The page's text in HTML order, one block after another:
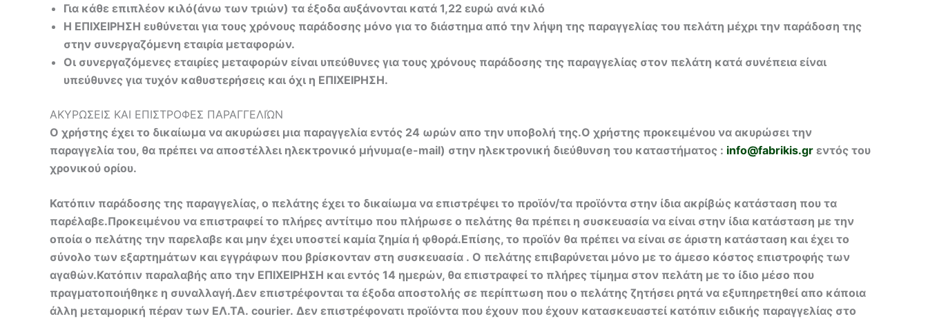
Για κάθε επιπλέον κιλό(άνω των τριών) τα έξοδα αυξάνονται κατά 1,22 ευρώ ανά κιλό
Η ΕΠΙΧΕΙΡΗΣΗ ευθύνεται για τους χρόνους παράδοσης μόνο για το διάστημα από την λήψη της παραγγελίας του πελάτη μέχρι την παράδοση της
στην συνεργαζόμενη εταιρία μεταφορών.
Οι συνεργαζόμενες εταιρίες μεταφορών είναι υπεύθυνες για τους χρόνους παράδοσης της παραγγελίας στον πελάτη κατά συνέπεια είναι
υπεύθυνες για τυχόν καθυστερήσεις και όχι η ΕΠΙΧΕΙΡΗΣΗ.
ΑΚΥΡΩΣΕΙΣ ΚΑΙ ΕΠΙΣΤΡΟΦΕΣ ΠΑΡΑΓΓΕΛΙΏΝ
Ο χρήστης έχει το δικαίωμα να ακυρώσει μια παραγγελία εντός 24 ωρών απο την υποβολή της.Ο χρήστης προκειμένου να ακυρώσει την
παραγγελία του, θα πρέπει να αποστέλλει ηλεκτρονικό μήνυμα(e-mail) στην ηλεκτρονική διεύθυνση του καταστήματος : info@fabrikis.gr εντός του
χρονικού ορίου.
Κατόπιν παράδοσης της παραγγελίας, ο πελάτης έχει το δικαίωμα να επιστρέψει το προϊόν/τα προϊόντα στην ίδια ακρίβώς κατάσταση που τα
παρέλαβε.Προκειμένου να επιστραφεί το πλήρες αντίτιμο που πλήρωσε ο πελάτης θα πρέπει η συσκευασία να είναι στην ίδια κατάσταση με την
οποία ο πελάτης την παρελαβε και μην έχει υποστεί καμία ζημία ή φθορά.Επίσης, το προϊόν θα πρέπει να είναι σε άριστη κατάσταση και έχει το
σύνολο των εξαρτημάτων και εγγράφων που βρίσκονταν στη συσκευασία . Ο πελάτης επιβαρύνεται μόνο με το άμεσο κόστος επιστροφής των
αγαθών.Κατόπιν παραλαβής απο την ΕΠΙΧΕΙΡΗΣΗ και εντός 14 ημερών, θα επιστραφεί το πλήρες τίμημα στον πελάτη με το ίδιο μέσο που
πραγματοποιήθηκε η συναλλαγή.Δεν επιστρέφονται τα έξοδα αποστολής σε περίπτωση που ο πελάτης ζητήσει ρητά να εξυπηρετηθεί απο κάποια
άλλη μεταμορική πέραν των ΕΛ.ΤΑ. courier. Δεν επιστρέφονατι προϊόντα που έχουν που έχουν κατασκευαστεί κατόπιν ειδικής παραγγελίας στο